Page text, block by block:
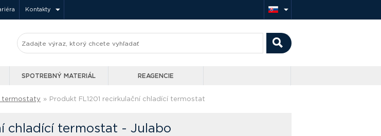
Kontakty
SPOTREBNÝ MATERIÁL REAGENCIE
termostaty » Produkt FL1201 recirkulační chladící termostat
chladící termostat - Julabo